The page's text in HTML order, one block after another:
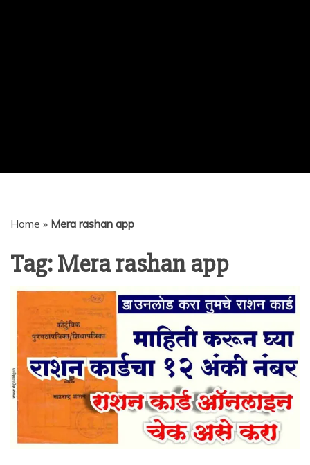
Home » Mera rashan app
Tag:Mera rashan app